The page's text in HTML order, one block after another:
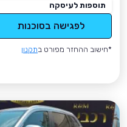
תוספות לעיסקה
לפגישה בסוכנות
*חישוב ההחזר מפורט בתקנון